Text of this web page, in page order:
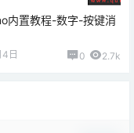
内置教程-数字-按键消
日 0 2.7k